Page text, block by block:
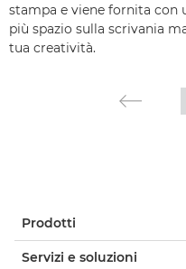
stampa e viene fornita con
più spazio sulla scrivania
tua creatività.
Prodotti
Servizi e soluzioni